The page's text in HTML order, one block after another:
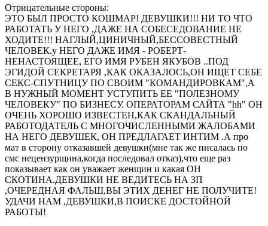
Отрицательные стороны:
ЭТО БЫЛ ПРОСТО КОШМАР! ДЕВУШКИ!!! НИ ТО ЧТО
РАБОТАТЬ У НЕГО ,ДАЖЕ НА СОБЕСЕДОВАНИЕ НЕ
ХОДИТЕ!!! НАГЛЫЙ,ЦИНИЧНЫЙ,БЕССОВЕСТНЫЙ
ЧЕЛОВЕК.у НЕГО ДАЖЕ ИМЯ - РОБЕРТ-
НЕНАСТОЯЩЕЕ, ЕГО ИМЯ РУБЕН ЯКУБОВ ..ПОД
ЭГИДОЙ СЕКРЕТАРЯ ,КАК ОКАЗАЛОСЬ,ОН ИЩЕТ СЕБЕ
СЕКС-СПУТНИЦУ ПО СВОИМ "КОМАНДИРОВКАМ",А
В НУЖНЫЙ МОМЕНТ УСТУПИТЬ ЕЕ "ПОЛЕЗНОМУ
ЧЕЛОВЕКУ" ПО БИЗНЕСУ. ОПЕРАТОРАМ САЙТА "hh" ОН
ОЧЕНЬ ХОРОШО ИЗВЕСТЕН,КАК СКАНДАЛЬНЫЙ
РАБОТОДАТЕЛЬ С МНОГОЧИСЛЕННЫМИ ЖАЛОБАМИ
НА НЕГО ДЕВУШЕК, ОН ПРЕДЛАГАЕТ ИНТИМ .А про
мат в сторону отказавшей девушки(мне так же писалась по
смс нецензурщина,когда последовал отказ),что еще раз
показывает как он уважает женщин и какая ОН
СКОТИНА.ДЕВУШКИ НЕ ВЕДИТЕСЬ НА ЗП
,ОЧЕРЕДНАЯ ФАЛЬШ,ВЫ ЭТИХ ДЕНЕГ НЕ ПОЛУЧИТЕ!
УДАЧИ НАМ ,ДЕВУШКИ,В ПОИСКЕ ДОСТОЙНОЙ
РАБОТЫ!